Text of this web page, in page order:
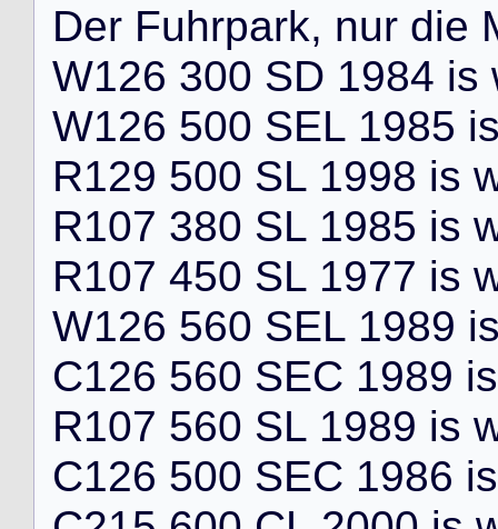
Der Fuhrpark, nur die
W126 300 SD 1984 is
W126 500 SEL 1985 i
R129 500 SL 1998 is
R107 380 SL 1985 is
R107 450 SL 1977 is
W126 560 SEL 1989 i
C126 560 SEC 1989 is
R107 560 SL 1989 is
C126 500 SEC 1986 is